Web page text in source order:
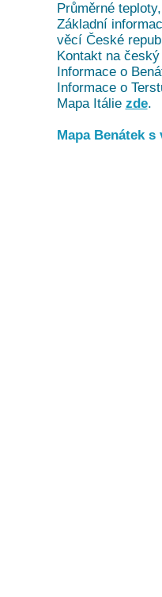
Průměrné
Základní
věcí České
Kontakt na
Informace o
Informace o
Mapa Itálie zde.
Mapa Benátek